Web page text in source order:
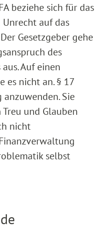
beziehe sich für das
auf das
Gesetzgeber gehe
des
Auf einen
es nicht an. § 17
Sie
und Glauben
nicht
selbst